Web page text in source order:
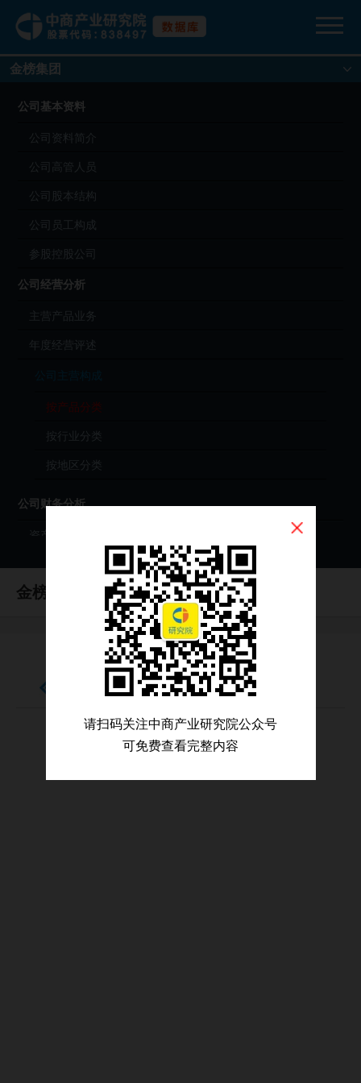
金榜集团
公司基本资料
公司资料简介
公司高管人员
公司股本结构
公司员工构成
参股控股公司
公司经营分析
主营产品业务
年度经营评述
公司主营构成
按产品分类
按行业分类
按地区分类
公司财务分析
资产负债表
现金流量表
财务分析（年度）
财务分析（季度）
财报原始文件（PDF）
金榜集团 （HK0172）
按产品分类
请扫码关注中商产业研究院公众号
可免费查看完整内容